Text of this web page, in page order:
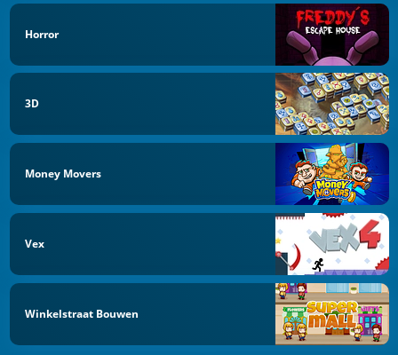
Horror
3D
Money Movers
Vex
Winkelstraat Bouwen